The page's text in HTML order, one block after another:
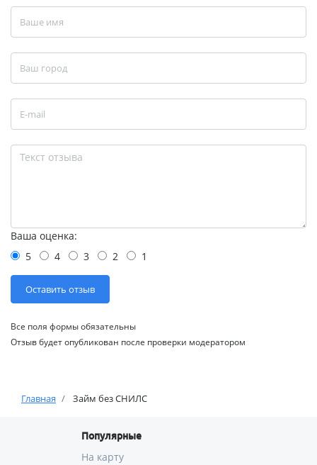
Ваша оценка:
5
4 3 2 1
Все поля формы обязательны
Отзыв будет опубликован после проверки модератором
Главная Займ без СНИЛС
Популярные
На карту